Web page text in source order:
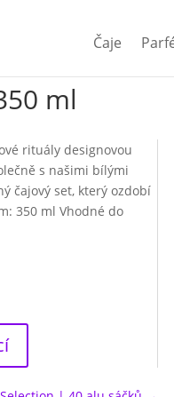
Čaje
ml
rituály designovou
s našimi bílými
čajový set, který ozdobí
350 ml Vhodné do